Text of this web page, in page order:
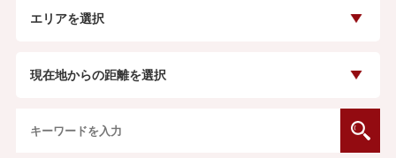
エリアを選択
現在地からの距離を選択